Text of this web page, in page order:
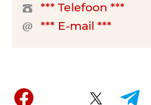
*** Telefoon ***
*** E-mail ***